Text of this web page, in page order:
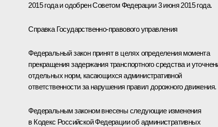
2015 года и одобрен Советом Федерации 3 июня 2015 года.
Справка Государственно-правового управления
Федеральный закон принят в целях определения момента
прекращения задержания транспортного средства и
отдельных норм, касающихся административной
ответственности за нарушения правил дорожного движения.
Федеральным законом внесены следующие изменения
в Кодекс Российской Федерации об административных